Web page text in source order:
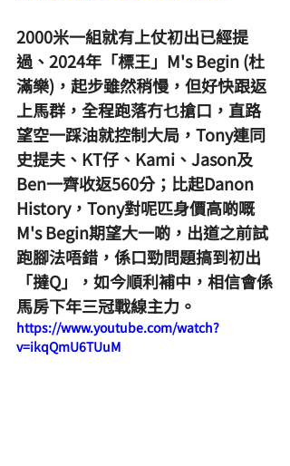
2000米一組就有上仗初出已經提
過、2024年「標王」M's Begin (杜
滿樂)，起步雖然稍慢，但好快跟返
上馬群，全程跑落冇乜搶口，直路
望空一踩油就控制大局，Tony連同
史提夫、KT仔、Kami、Jason及
Ben一齊收返560分；比起Danon
History，Tony對呢匹身價高啲嘅
M's Begin期望大一啲，出道之前試
跑腳法唔錯，係口勁問題搞到初出
「撻Q」，如今順利補中，相信會係
馬房下年三冠戰線主力。
https://www.youtube.com/watch?
v=ikqQmU6TUuM